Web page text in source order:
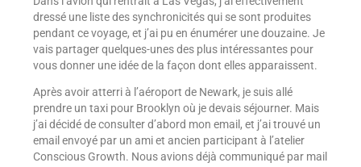
dressé une liste des synchronicités qui se sont produites
pendant ce voyage, et j’ai pu en énumérer une douzaine. Je
vais partager quelques-unes des plus intéressantes pour
vous donner une idée de la façon dont elles apparaissent.
Après avoir atterri à l’aéroport de Newark, je suis allé
prendre un taxi pour Brooklyn où je devais séjourner. Mais
j’ai décidé de consulter d’abord mon email, et j’ai trouvé un
email envoyé par un ami et ancien participant à l’atelier
Conscious Growth. Nous avions déjà communiqué par mail